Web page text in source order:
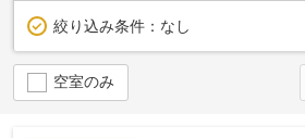
絞り込み条件： なし
空室のみ